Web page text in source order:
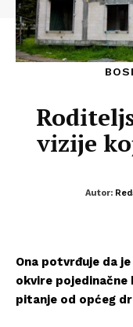
vizije
Autor:
Ona potvrđuje da
okvire
pitanje od općeg